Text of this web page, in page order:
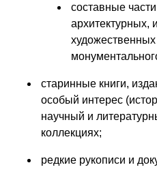
составные
архитектурных,
старинные книги,
особый интерес
научный и
коллекциях;
редкие рукописи и